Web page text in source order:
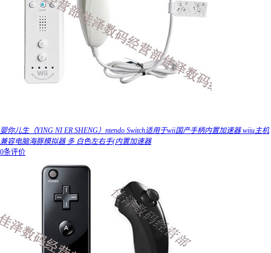
婴你儿生（YING NI ER SHENG）ntendo Switch适用于wii国产手柄内置加速器 wiiu主机
兼容电脑海豚模拟器 多 白色左右手(内置加速器
0条评价